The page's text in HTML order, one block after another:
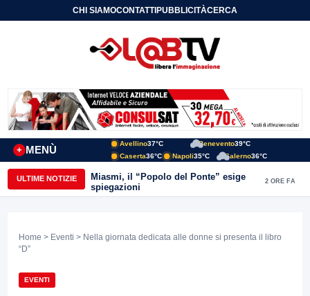
CHI SIAMOCONTATTIPUBBLICITÀCERCA
MENÙ
+
Avellino37°C Benevento39°C
Caserta36°C Napoli35°C Salerno36°C
ULTIME NOTIZIE
Miasmi, il “Popolo del Ponte” esige
spiegazioni
2 ORE FA
Home > Eventi > Nella giornata dedicata alle donne si presenta il libro
“D”
EVENTI